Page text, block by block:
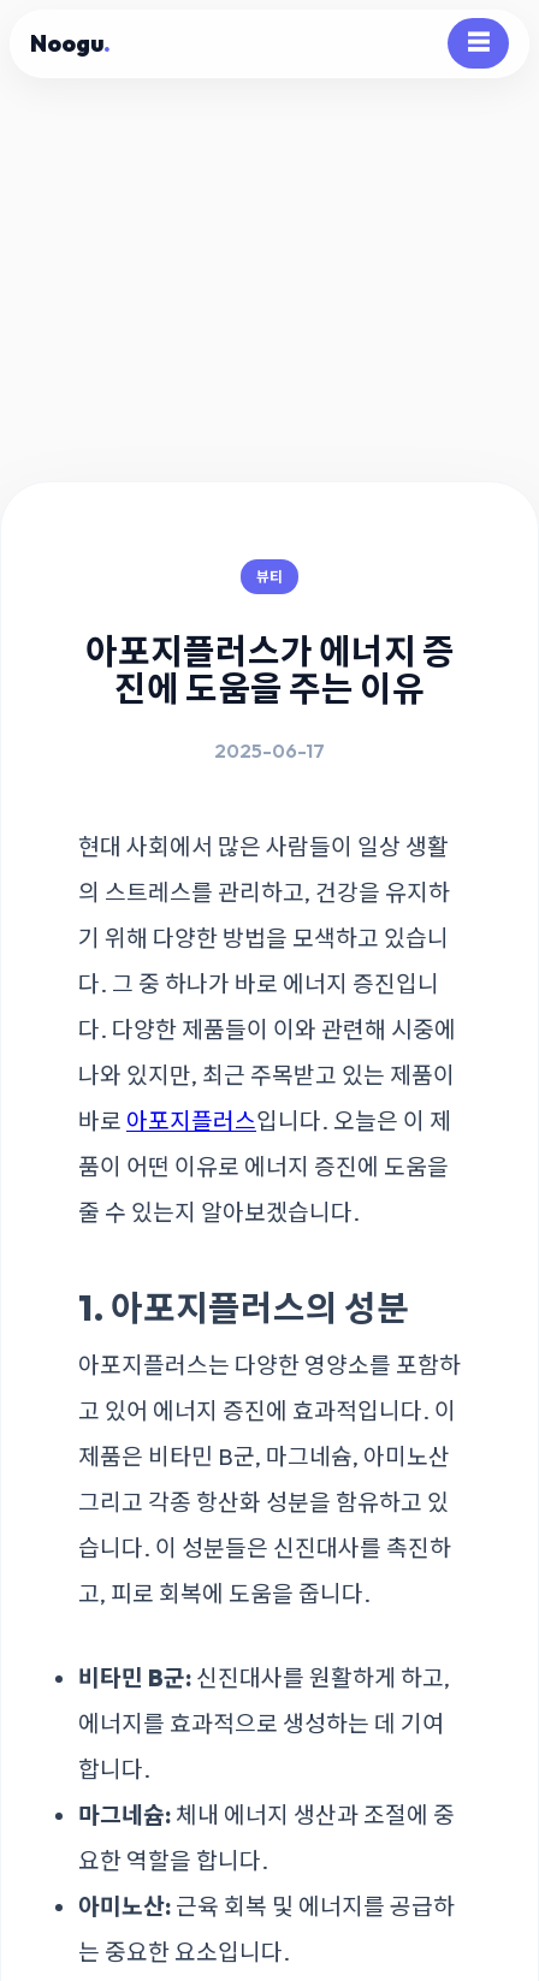
Noogu. ☰
뷰티
아포지플러스가 에너지 증
진에 도움을 주는 이유
2025-06-17
현대 사회에서 많은 사람들이 일상 생활
의 스트레스를 관리하고, 건강을 유지하
기 위해 다양한 방법을 모색하고 있습니
다. 그 중 하나가 바로 에너지 증진입니
다. 다양한 제품들이 이와 관련해 시중에
나와 있지만, 최근 주목받고 있는 제품이
바로 아포지플러스입니다. 오늘은 이 제
품이 어떤 이유로 에너지 증진에 도움을
줄 수 있는지 알아보겠습니다.
1. 아포지플러스의 성분
아포지플러스는 다양한 영양소를 포함하
고 있어 에너지 증진에 효과적입니다. 이
제품은 비타민 B군, 마그네슘, 아미노산
그리고 각종 항산화 성분을 함유하고 있
습니다. 이 성분들은 신진대사를 촉진하
고, 피로 회복에 도움을 줍니다.
비타민 B군: 신진대사를 원활하게 하고,
에너지를 효과적으로 생성하는 데 기여
합니다.
마그네슘: 체내 에너지 생산과 조절에 중
요한 역할을 합니다.
아미노산: 근육 회복 및 에너지를 공급하
는 중요한 요소입니다.